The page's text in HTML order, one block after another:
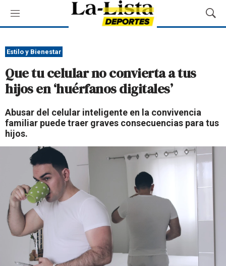
M
e
ú
M
o
q
e
d
Estilo y Bienestar
Que tu celular no convierta a tus
hijos en ‘huérfanos digitales’
Abusar del celular inteligente en la convivencia
familiar puede traer graves consecuencias para tus
hijos.